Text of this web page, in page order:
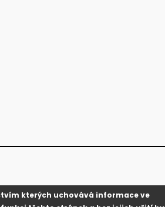
kterých uchovává informace ve